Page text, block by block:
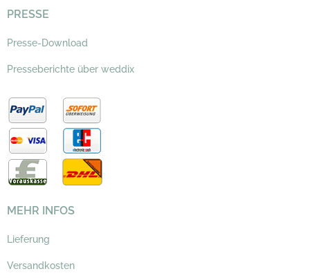
PRESSE
Presse-Download
Presseberichte über weddix
MEHR INFOS
Lieferung
Versandkosten